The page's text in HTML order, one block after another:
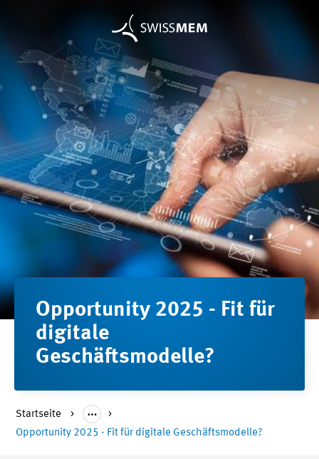
Opportunity 2025 - Fit für
digitale
Geschäftsmodelle?
Startseite
Opportunity 2025 - Fit für digitale Geschäftsmodelle?